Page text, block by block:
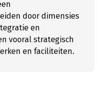
door dimensies
en
vooral strategisch
en faciliteiten.